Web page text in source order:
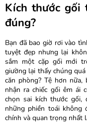
Kích thước gối
đúng?
Bạn đã bao giờ rơi vào
tuyệt đẹp nhưng lại
sắm một cặp gối mới
giường lại thấy chúng
căn phòng? Tệ hơn
nhận ra chiếc gối êm ái
chọn sai kích thước
những phiền toái không
chính và quan trọng nhất